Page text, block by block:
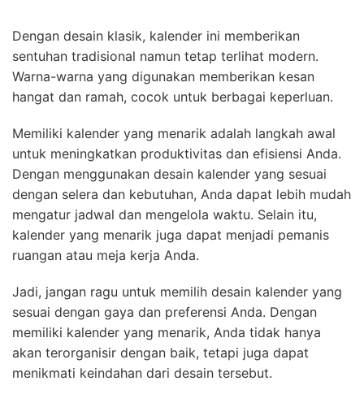
Dengan desain klasik, kalender ini memberikan
sentuhan tradisional namun tetap terlihat modern.
Warna-warna yang digunakan memberikan kesan
hangat dan ramah, cocok untuk berbagai keperluan.
Memiliki kalender yang menarik adalah langkah awal
untuk meningkatkan produktivitas dan efisiensi Anda.
Dengan menggunakan desain kalender yang sesuai
dengan selera dan kebutuhan, Anda dapat lebih mudah
mengatur jadwal dan mengelola waktu. Selain itu,
kalender yang menarik juga dapat menjadi pemanis
ruangan atau meja kerja Anda.
Jadi, jangan ragu untuk memilih desain kalender yang
sesuai dengan gaya dan preferensi Anda. Dengan
memiliki kalender yang menarik, Anda tidak hanya
akan terorganisir dengan baik, tetapi juga dapat
menikmati keindahan dari desain tersebut.